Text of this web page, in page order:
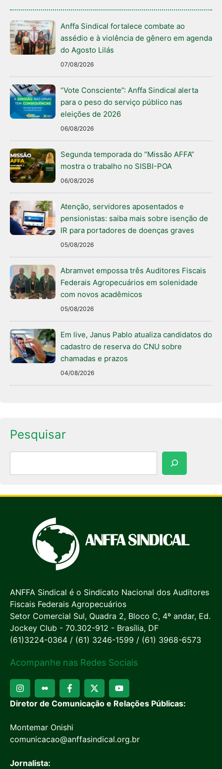
Anffa Sindical fortalece combate ao
assédio e à violência de gênero em agenda
do Agosto Lilás
07/08/2026
“Vote Consciente”: Anffa Sindical alerta
para o peso do serviço público nas
eleições de 2026
06/08/2026
Segunda temporada do “Missão AFFA”
mostra o trabalho no SISBI-POA
06/08/2026
Atenção, servidores aposentados e
pensionistas: saiba mais sobre isenção de
IR para portadores de doenças graves
05/08/2026
Abramvet empossa três Auditores Fiscais
Federais Agropecuários em solenidade
com novos acadêmicos
05/08/2026
Em live, Janus Pablo atualiza candidatos do
cadastro de reserva do CNU sobre
chamadas e prazos
04/08/2026
Pesquisar
ANFFA Sindical é o Sindicato Nacional dos Auditores
Fiscais Federais Agropecuários
Setor Comercial Sul, Quadra 2, Bloco C, 4º andar, Ed.
Jockey Club - 70.302-912 - Brasília, DF
(61)3224-0364 / (61) 3246-1599 / (61) 3968-6573
Acompanhe nas Redes Sociais
Diretor de Comunicação e Relações Públicas:
Montemar Onishi
comunicacao@anffasindical.org.br
Jornalista: